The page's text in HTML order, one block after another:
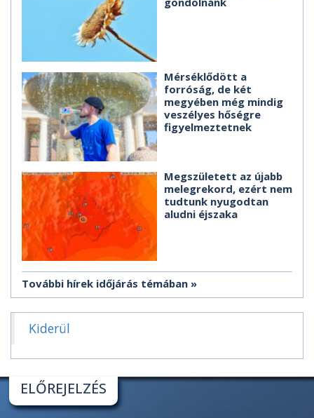
Mérséklődött a
forróság, de két
megyében még mindig
veszélyes hőségre
figyelmeztetnek
Megszületett az újabb
melegrekord, ezért nem
tudtunk nyugodtan
aludni éjszaka
További hírek időjárás témában
Kiderül
ELŐREJELZÉS